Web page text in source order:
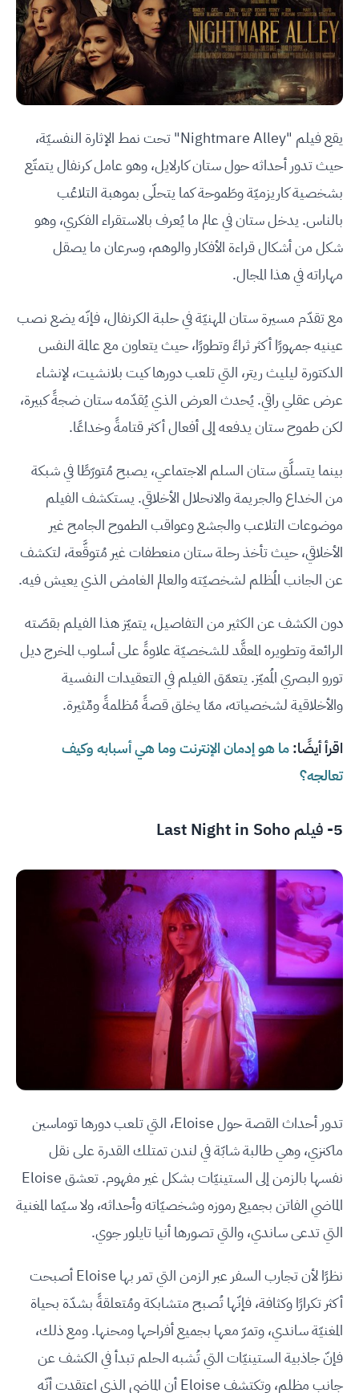
يقع فيلم "Nightmare Alley" تحت نمط الإثارة النفسيّة،
حيث تدور أحداثه حول ستان كارلايل، وهو عامل كرنفال يتمتّع
بشخصية كاريزميّة وطَموحة كما يتحلّى بموهبة التلاعُب
بالناس. يدخل ستان في عالم ما يُعرف بالاستقراء الفكري، وهو
شكل من أشكال قراءة الأفكار والوهم، وسرعان ما يصقل
مهاراته في هذا المجال.
مع تقدّم مسيرة ستان المهنيّة في حلبة الكرنفال، فإنّه يضع نصب
عينيه جمهورًا أكثر ثراءً وتطورًا، حيث يتعاون مع عالمة النفس
الدكتورة ليليث ريتر، التي تلعب دورها كيت بلانشيت، لإنشاء
عرض عقلي راقي. يُحدث العرض الذي يُقدّمه ستان ضجةً كبيرة،
لكن طموح ستان يدفعه إلى أفعال أكثر قتامةً وخداعًا.
بينما يتسلَّق ستان السلم الاجتماعي، يصبح مُتورّطًا في شبكة
من الخداع والجريمة والانحلال الأخلاقي. يستكشف الفيلم
موضوعات التلاعب والجشع وعواقب الطموح الجامح غير
الأخلاقي، حيث تأخذ رحلة ستان منعطفات غير مُتوقَّعة، لتكشف
عن الجانب المُظلم لشخصيّته والعالم الغامض الذي يعيش فيه.
دون الكشف عن الكثير من التفاصيل، يتميّز هذا الفيلم بقصّته
الرائعة وتطويره المعقَّد للشخصيّة علاوةً على أسلوب المخرج ديل
تورو البصري المُميّز. يتعمّق الفيلم في التعقيدات النفسية
والأخلاقية لشخصياته، ممّا يخلق قصةً مُظلمةً ومٌثيرة.
اقرأ أيضًا:ما هو إدمان الإنترنت وما هي أسبابه وكيف
تعالجه؟
5- فيلم Last Night in Soho
تدور أحداث القصة حول Eloise، التي تلعب دورها توماسين
ماكنزي، وهي طالبة شابّة في لندن تمتلك القدرة على نقل
نفسها بالزمن إلى الستينيّات بشكل غير مفهوم. تعشق Eloise
الماضي الفاتن بجميع رموزه وشخصيّاته وأحداثه، ولا سيّما المغنية
التي تدعى ساندي، والتي تصورها أنيا تايلور جوي.
نظرًا لأن تجارب السفر عبر الزمن التي تمر بها Eloise أصبحت
أكثر تكرارًا وكثافة، فإنّها تُصبح متشابكة ومُتعلقةً بشدّة بحياة
المغنيّة ساندي، وتمرّ معها بجميع أفراحها ومحنها. ومع ذلك،
فإنّ جاذبية الستينيّات التي تُشبه الحلم تبدأ في الكشف عن
جانب مظلم، وتكتشف Eloise أن الماضي الذي اعتقدت أنّه